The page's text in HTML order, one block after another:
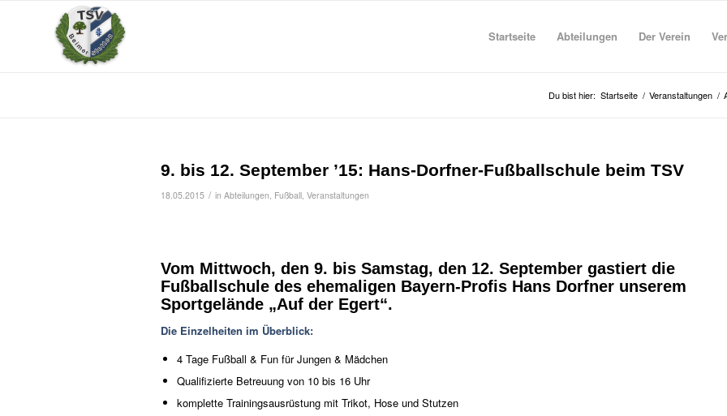
Startseite Abteilungen Der Verein
Du bist hier: Startseite / Veranstaltungen /
9. bis 12. September ’15: Hans-Dorfner-Fußballschule beim TSV
18.05.2015 / in Abteilungen, Fußball, Veranstaltungen
Vom Mittwoch, den 9. bis Samstag, den 12. September gastiert die
Fußballschule des ehemaligen Bayern-Profis Hans Dorfner unserem
Sportgelände „Auf der Egert“.
Die Einzelheiten im Überblick:
4 Tage Fußball & Fun für Jungen & Mädchen
Qualifizierte Betreuung von 10 bis 16 Uhr
komplette Trainingsausrüstung mit Trikot, Hose und Stutzen